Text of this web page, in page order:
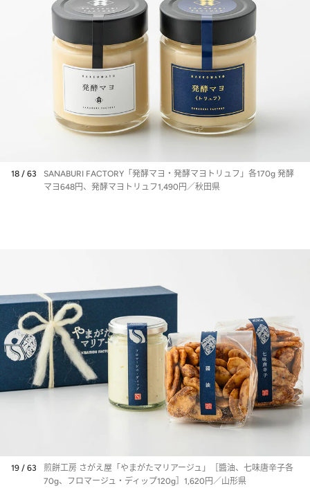
18 / 63
SANABURI FACTORY「発酵マヨ・発酵マヨトリュフ」各170g 発酵
マヨ648円、発酵マヨトリュフ1,490円／秋田県
19 / 63
煎餅工房 さがえ屋「やまがたマリアージュ」［醬油、七味唐辛子各
70g、フロマージュ・ディップ120g］1,620円／山形県